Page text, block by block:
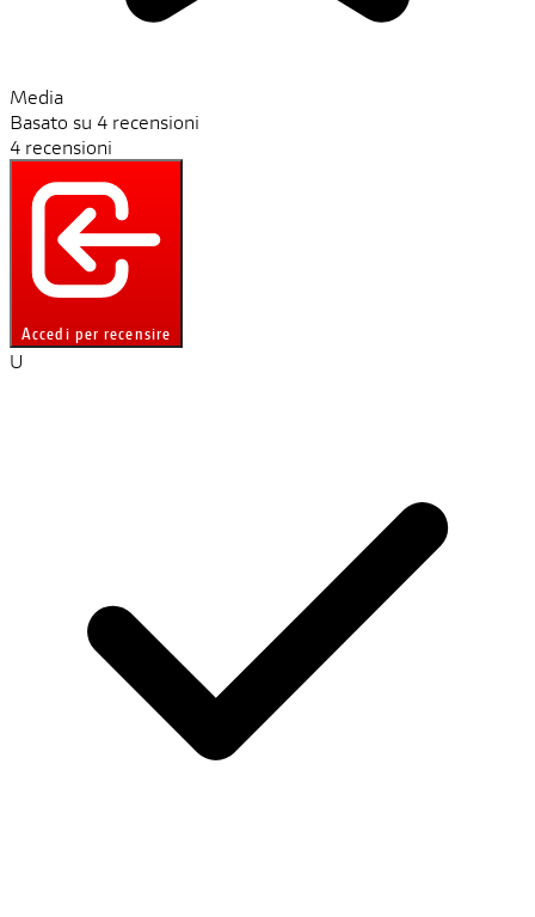
Media
Basato su 4 recensioni
4 recensioni
Accedi per recensire
U